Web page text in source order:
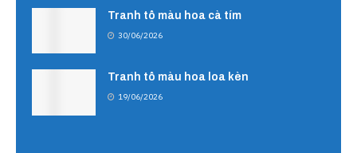
Tranh tô màu hoa cà tím
30/06/2026
Tranh tô màu hoa loa kèn
19/06/2026